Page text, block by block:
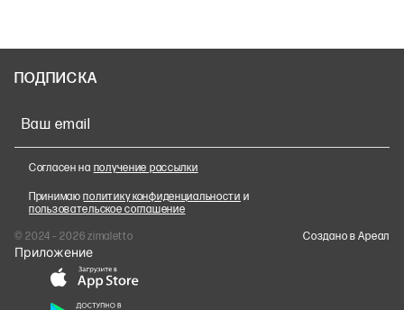
ПОДПИСКА
Ваш email
Согласен на получение рассылки
Принимаюполитику конфиденциальности и
пользовательское соглашение
© 2024 – 2026 zimaletto
Cоздано в Ареал
Приложение